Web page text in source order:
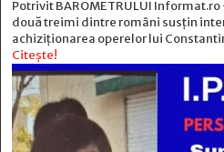
Potrivit BAROMETRULUI Informat.ro
două treimi dintre români susțin
achiziționarea operelor lui
Citește!